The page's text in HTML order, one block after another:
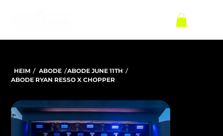
HEIM / ABODE /ABODE JUNE 11TH /
ABODE RYAN RESSO X CHOPPER